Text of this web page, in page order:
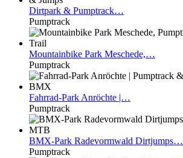
Dirtpark & Pumptrack…
Pumptrack
Mountainbike Park Meschede,…
Pumptrack
Fahrrad-ParkAnröchte |…
Pumptrack
BMX-Park Radevormwald Dirtjumps…
Pumptrack